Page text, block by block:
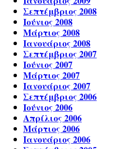
Σεπτέμβριος 2008
Ιούνιος 2008
Μάρτιος 2008
Ιανουάριος 2008
Σεπτέμβριος 2007
Ιούνιος 2007
Μάρτιος 2007
Ιανουάριος 2007
Σεπτέμβριος 2006
Ιούνιος 2006
Απρίλιος 2006
Μάρτιος 2006
Ιανουάριος 2006